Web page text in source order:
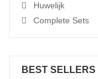
Huwelijk
Complete Sets
BEST SELLERS